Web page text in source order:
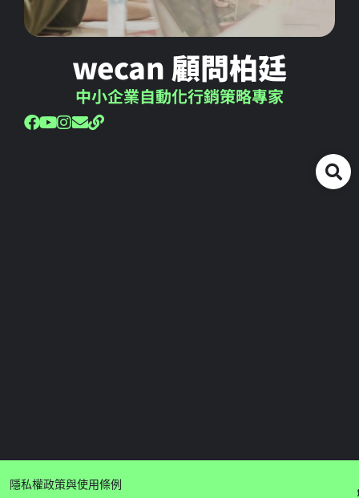
wecan 顧問柏廷
中小企業自動化行銷策略專家
隱私權政策與使用條例